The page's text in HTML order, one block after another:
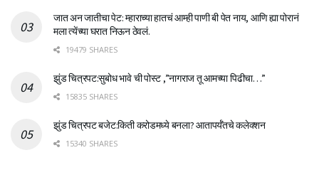
जात अन जातीचा पेट: म्हाराच्या हातचं आम्ही पाणी बी पेत नाय, आणि ह्या पोरानं
मला त्येंच्या घरात निऊन ठेवलं.
19479 SHARES
झुंड चित्रपट:सुबोध भावे ची पोस्ट ,”नागराज तू आमच्या पिढीचा…”
15835 SHARES
झुंड चित्रपट बजेट:किती करोडमध्ये बनला? आतापर्यँतचे कलेक्शन
15340 SHARES